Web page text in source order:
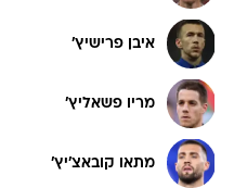
איבן פרישיץ'
מריו פשאליץ'
מתאו קובאצ'יץ'